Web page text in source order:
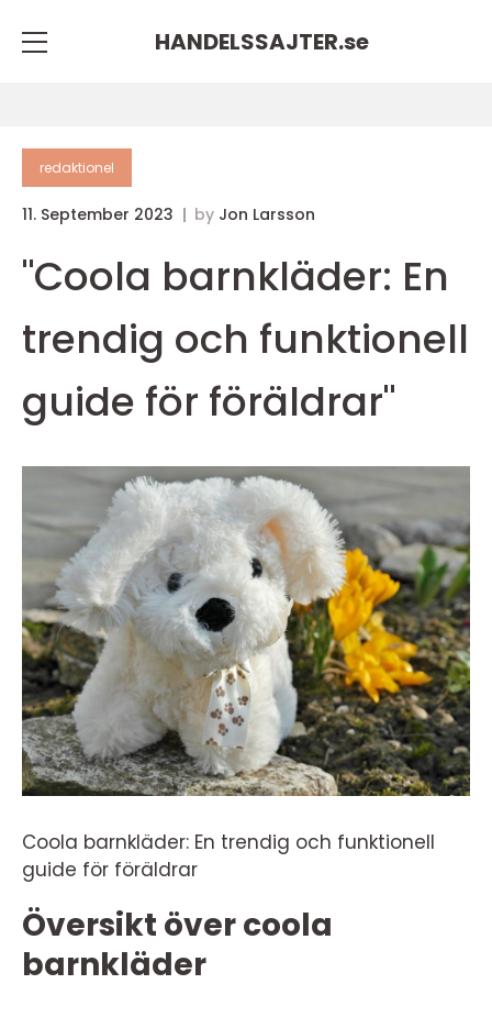
HANDELSSAJTER.se
redaktionel
11. September 2023 by Jon Larsson
"Coola barnkläder: En
trendig och funktionell
guide för föräldrar"
Coola barnkläder: En trendig och funktionell
guide för föräldrar
Översikt över coola
barnkläder